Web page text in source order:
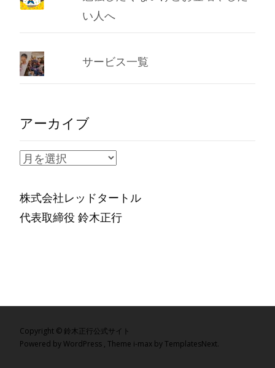
い人へ
サービス一覧
アーカイブ
ア
カ
イ
株式会社レッドタートル
代表取締役 鈴木正行
Copyright © 鈴木正行公式サイト
Powered by WordPress , Theme i-max by TemplatesNext.